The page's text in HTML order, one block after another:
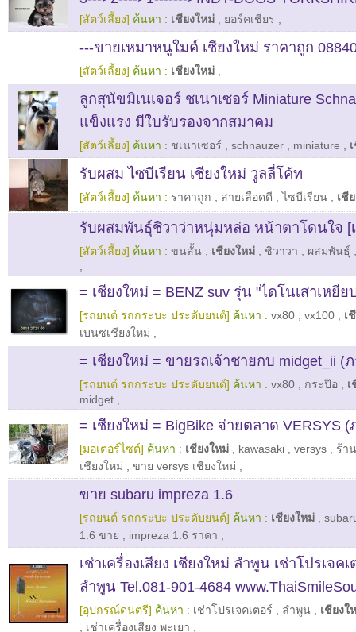
[สัตว์เลี้ยง] ค้นหา : เชียงใหม่ ยอร์คเชียร
---ขายเหมาหนูใมค์ เชียงใหม่ ราคาถูก
[สัตว์เลี้ยง] ค้นหา : เชียงใหม่
ลูกสุนัขมิเนเจอร์ ชเนาเซอร์ Miniature
แข็งแรง มีใบรับรองจากสมาคม
[สัตว์เลี้ยง] ค้นหา : ชเนาเซอร์ schnauzer miniature
รับผสม ไซบีเรียน เชียงใหม่ วูลลี่โค้ท
[สัตว์เลี้ยง] ค้นหา : ราคาถูก สายเลือดดี ,ไซบีเรียน เชี
รับผสมพันธุ์ชิวาว่าหนุ่มหล่อ หน้าตาโดนใจ [
[สัตว์เลี้ยง] ค้นหา : ขนสั้น เชียงใหม่ ชิวาวา ผสมพันธุ์
= เชียงใหม่ = BENZ suv รุ่น "ไดโนเสาเหยี
[รถยนต์ รถกระบะ ประดับยนต์] ค้นหา : vx80 vx100
เ
เบนซเชียงใหม่
= เชียงใหม่ = ขายรถเจ้าชายกบ midget_ii (
[รถยนต์ รถกระบะ ประดับยนต์] ค้นหา : vx80 กระป๊อ
midget
= เชียงใหม่ = BigBike จ่ายตลาด VERSYS
[มอเตอร์ไซต์] ค้นหา : เชียงใหม่ kawasaki versys
ร้า
เชียงใหม่
ขาย versys เชียงใหม่
ขาย subaru impreza 1.6
[รถยนต์ รถกระบะ ประดับยนต์] ค้นหา : เชียงใหม่
1.6 ขาย
impreza 1.6 ราคา
เช่าเครื่องเสียง เชียงใหม่ ลำพูน เช่าโปรเจค
ลำพูน Tel.081-901-4684
[อุปกรณ์ดนตรี] ค้นหา : เช่าโปรเจคเตอร์ ลำพูน
เชียงใ
เช่าเครื่องเสียง พะเยา